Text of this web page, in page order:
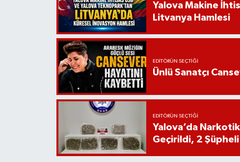
Yalova Makine
Litvanya Hamlesi
EDITÖRÜN SEÇTIĞI
Ünlü Sanatçı
EDITÖRÜN SEÇTIĞI
Yalova’da
Geçirildi, 2 Şüpheli